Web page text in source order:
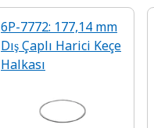
6P-7772: 177,14 mm
Dış Çaplı Harici Keçe
Halkası